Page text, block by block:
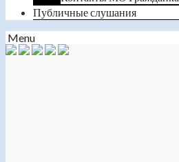
Публичные слушания
Menu